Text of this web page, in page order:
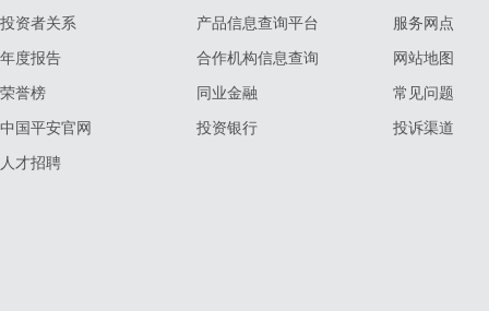
投资者关系
年度报告
荣誉榜
中国平安官网
人才招聘
产品信息查询平台
合作机构信息查询
同业金融
投资银行
服务网点
网站地图
常见问题
投诉渠道